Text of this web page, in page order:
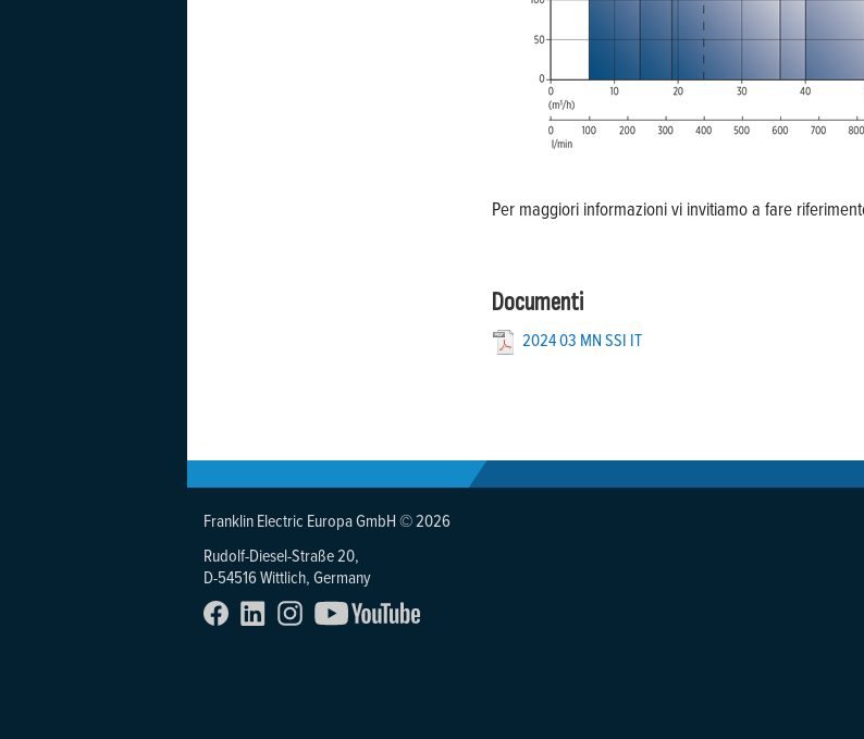
Per maggiori informazioni vi invitiamo a fare
Documenti
2024 03 MN SSI IT
Franklin Electric Europa GmbH © 2026
Rudolf-Diesel-Straße 20,
D-54516 Wittlich, Germany